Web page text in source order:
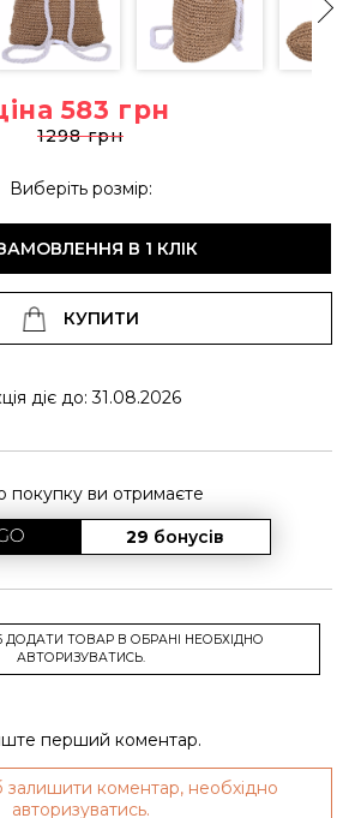
583 грн
1298 грн
Виберіть розмір:
В 1 КЛІК
КУПИТИ
діє до: 31.08.2026
покупку ви отримаєте
29 бонусів
ТОВАР В ОБРАНІ НЕОБХІДНО
АВТОРИЗУВАТИСЬ.
перший коментар.
залишити коментар, необхідно
авторизуватись.